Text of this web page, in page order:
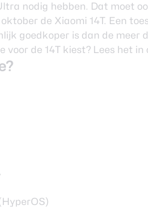
nodig hebben. Dat moet
de Xiaomi 14T. Een
goedkoper is dan de meer
voor de 14T kiest? Lees het in